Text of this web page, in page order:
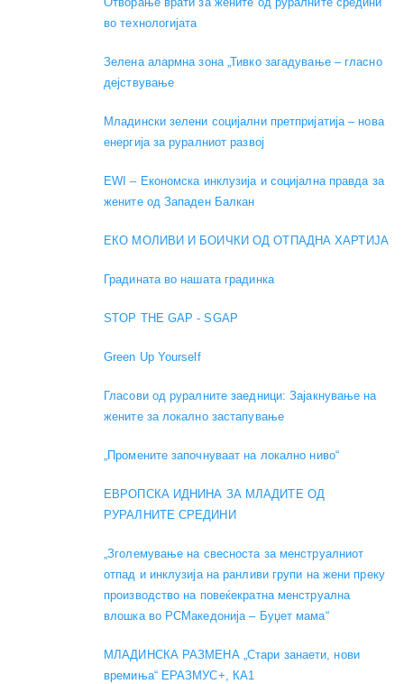
во технологијата
Зелена алармна зона „Тивко загадување – гласно
дејствување
Младински зелени социјални претпријатија – нова
енергија за руралниот развој
EWI – Економска инклузија и социјална правда за
жените од Западен Балкан
ЕКО МОЛИВИ И БОИЧКИ ОД ОТПАДНА ХАРТИЈА
Градината во нашата градинка
STOP THE GAP - SGAP
Green Up Yourself
Гласови од руралните заедници: Зајакнување на
жените за локално застапување
„Промените започнуваат на локално ниво“
ЕВРОПСКА ИДНИНА ЗА МЛАДИТЕ ОД
РУРАЛНИТЕ СРЕДИНИ
„Зголемување на свесноста за менструалниот
отпад и инклузија на ранливи групи на жени преку
производство на повеќекратна менструална
влошка во РСМакедонија – Буџет мама“
МЛАДИНСКА РАЗМЕНА „Стари занаети, нови
времиња“ ЕРАЗМУС+, КА1